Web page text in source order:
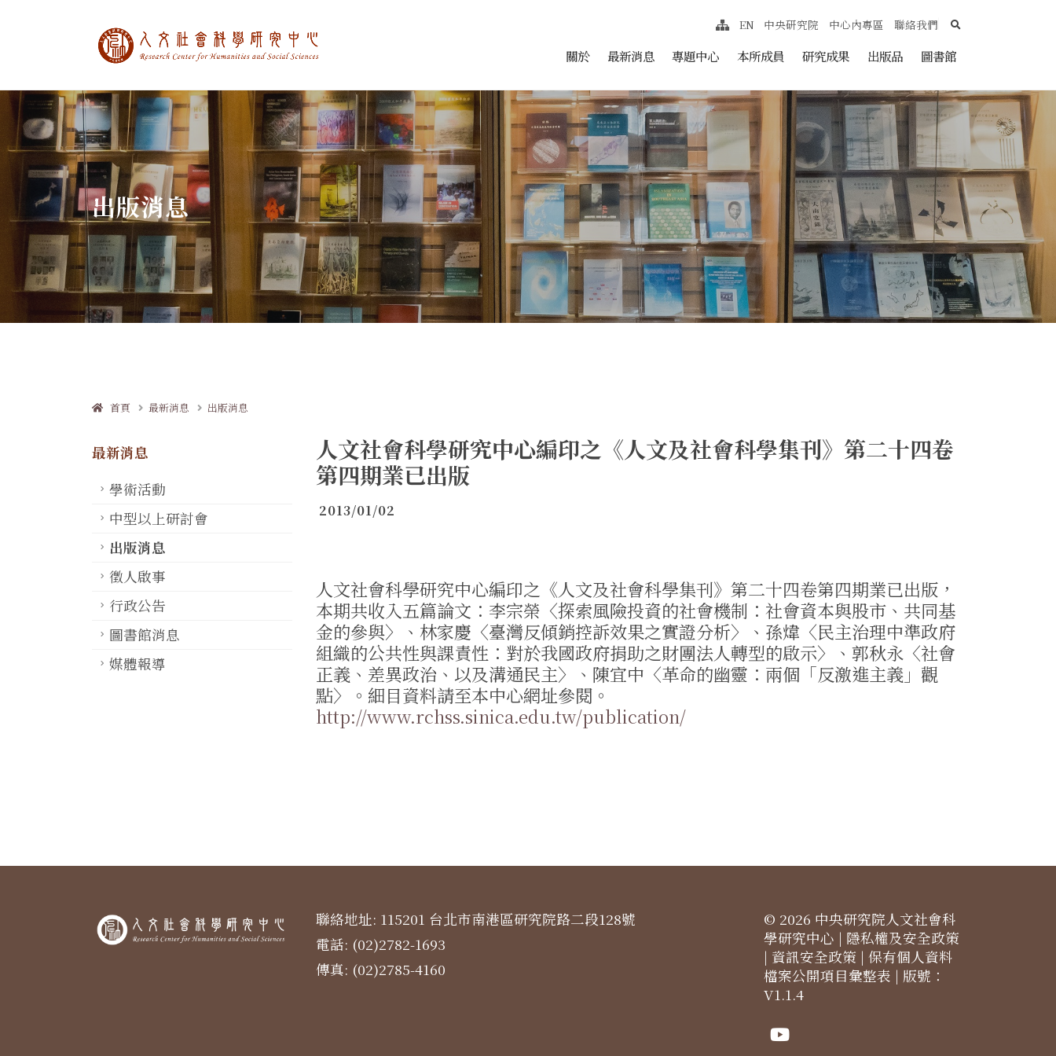
中央研究院人文社會科學研究中心 跳至中央區塊/Main Content
關於 最新消息 專題中心 本所成員 研究成果 出版品 圖書館
網站導覽
EN 中央研究院 中心內專區 聯絡我們 search
出版消息
首頁 最新消息 出版消息
最新消息
學術活動
中型以上研討會
出版消息
徵人啟事
行政公告
圖書館消息
媒體報導
人文社會科學研究中心編印之《人文及社會科學集刊》第二十四卷
第四期業已出版
2013/01/02
人文社會科學研究中心編印之《人文及社會科學集刊》第二十四卷第四期業已出版，
本期共收入五篇論文：李宗榮〈探索風險投資的社會機制：社會資本與股市、共同基
金的參與〉、林家慶〈臺灣反傾銷控訴效果之實證分析〉、孫煒〈民主治理中準政府
組織的公共性與課責性：對於我國政府捐助之財團法人轉型的啟示〉、郭秋永〈社會
正義、差異政治、以及溝通民主〉、陳宜中〈革命的幽靈：兩個「反激進主義」觀
點〉。細目資料請至本中心網址參閱。
http://www.rchss.sinica.edu.tw/publication/
聯絡地址: 115201 台北市南港區研究院路二段128號
電話: (02)2782-1693
傳真: (02)2785-4160
© 2026 中央研究院人文社會科
學研究中心 | 隱私權及安全政策
| 資訊安全政策 | 保有個人資料
檔案公開項目彙整表 | 版號：
V1.1.4
Youtube